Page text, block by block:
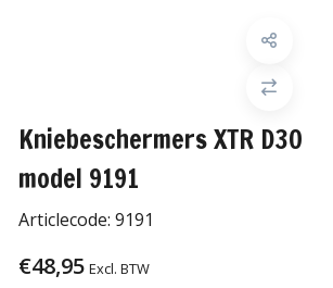
Kniebeschermers XTR D3O
model 9191
Articlecode: 9191
€48,95 Excl. BTW